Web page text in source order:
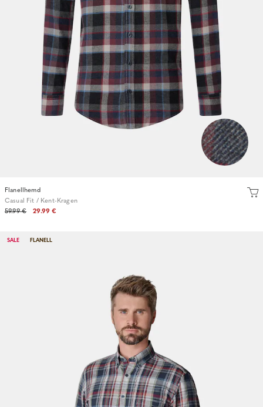
Flanellhemd
Casual Fit / Kent-Kragen
59.99 €
29.99 €
SALE FLANELL